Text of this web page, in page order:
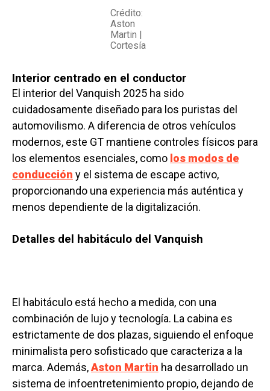
Crédito:
Aston
Martin |
Cortesía
Interior centrado en el conductor
El interior del Vanquish 2025 ha sido
cuidadosamente diseñado para los puristas del
automovilismo. A diferencia de otros vehículos
modernos, este GT mantiene controles físicos para
los elementos esenciales, como los modos de
conducción y el sistema de escape activo,
proporcionando una experiencia más auténtica y
menos dependiente de la digitalización.
Detalles del habitáculo del Vanquish
El habitáculo está hecho a medida, con una
combinación de lujo y tecnología. La cabina es
estrictamente de dos plazas, siguiendo el enfoque
minimalista pero sofisticado que caracteriza a la
marca. Además,Aston Martin ha desarrollado un
sistema de infoentretenimiento propio, dejando de